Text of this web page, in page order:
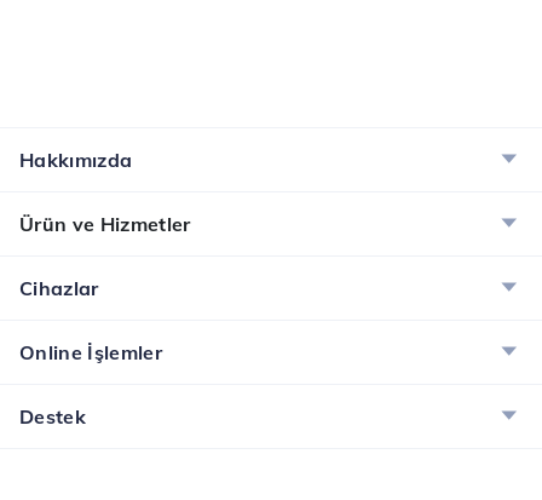
Hakkımızda
Ürün ve Hizmetler
Cihazlar
Online İşlemler
Destek